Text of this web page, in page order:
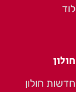
לוד
חולון
חדשות חולון